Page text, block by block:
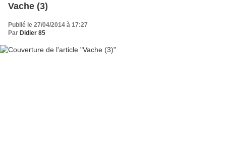
Vache (3)
Publié le 27/04/2014 à 17:27
Par Didier 85